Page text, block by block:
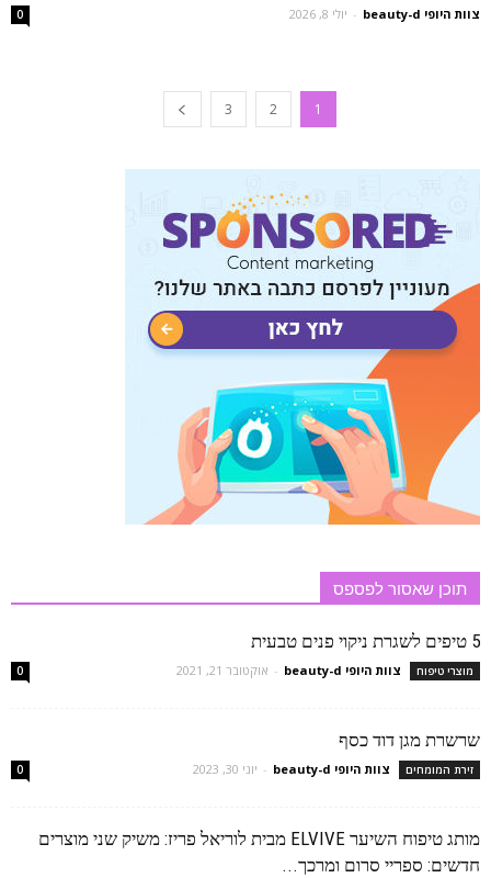
צוות היופי beauty-d - יולי 8, 2026 0
1
2
3
תוכן שאסור לפספס
5 טיפים לשגרת ניקוי פנים טבעית
מוצרי טיפוח צוות היופי beauty-d - אוקטובר 21, 2021 0
שרשרת מגן דוד כסף
זירת המומחים צוות היופי beauty-d - יוני 30, 2023 0
מותג טיפוח השיער ELVIVE מבית לוריאל פריז: משיק שני מוצרים
חדשים: ספריי סרום ומרכך...